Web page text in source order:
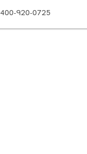
400-920-0725